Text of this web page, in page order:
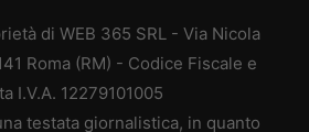
di WEB 365 SRL - Via Nicola
Roma (RM) - Codice Fiscale e
I.V.A. 12279101005
testata giornalistica, in quanto